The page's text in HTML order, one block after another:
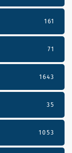
161
71
1643
35
1053